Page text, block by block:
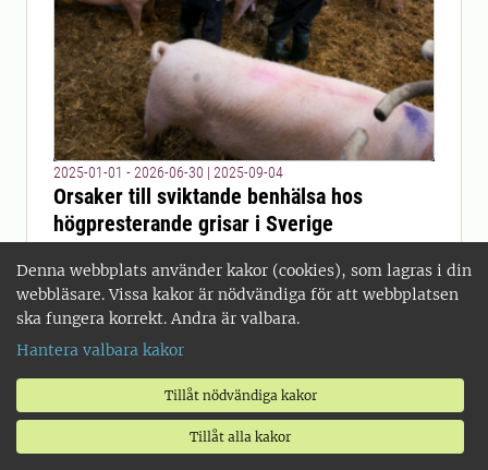
Denna webbplats använder kakor (cookies), som lagras i din
webbläsare. Vissa kakor är nödvändiga för att webbplatsen
ska fungera korrekt. Andra är valbara.
Hantera valbara kakor
Tillåt nödvändiga kakor
Tillåt alla kakor
2025-01-01 - 2026-06-30 | 2025-09-04
Orsaker till sviktande benhälsa hos
högpresterande grisar i Sverige
Syftet med projektet är att undersöka
eventuella kopplingar mellan
tillväxten hos grisar från avvänjning
och fem veckor framåt och förekomst
frambenen som uppkommer under
senare delen av uppfödningen.